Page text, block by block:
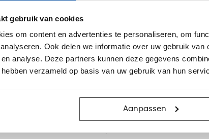
gebruik van cookies
om content en advertenties te personaliseren, om
Ook delen we informatie over uw gebruik
analyse. Deze partners kunnen deze gegevens
verzameld op basis van uw gebruik van hun
Aanpassen
waardoor een optimale
is. De comfortabele zitkussens zijn
ondersteuning. U heeft keuze uit
of een volledig gestoffeerde rug – elk met
kwaliteits- en veiligheidseisen, waaronder
geproduceerd in Duitsland en bestaat voor
tot een verantwoorde keuze, ook binnen een